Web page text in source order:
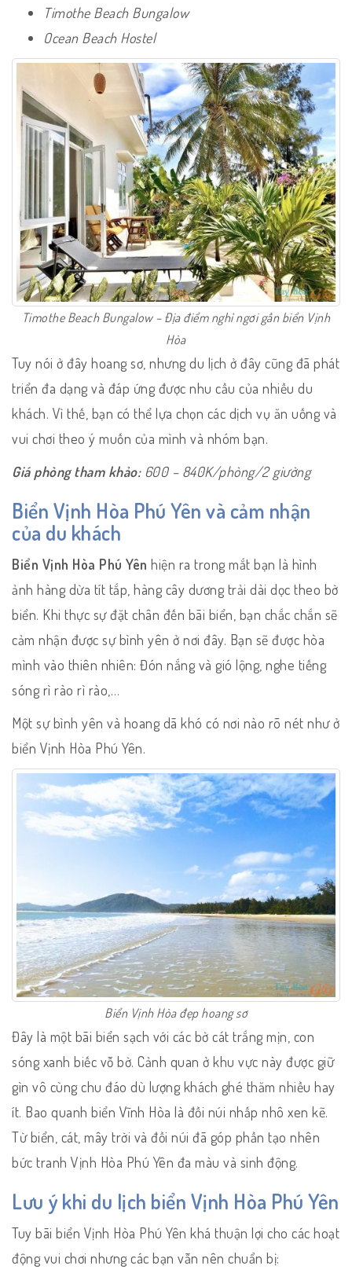
Timothe Beach Bungalow
Ocean Beach Hostel
Timothe Beach Bungalow – Địa điểm nghỉ ngơi gần biển Vịnh
Hòa
Tuy nói ở đây hoang sơ, nhưng du lịch ở đây cũng đã phát
triển đa dạng và đáp ứng được nhu cầu của nhiều du
khách. Vì thế, bạn có thể lựa chọn các dịch vụ ăn uống và
vui chơi theo ý muốn của mình và nhóm bạn.
Giá phòng tham khảo:600 – 840K/phòng/2 giường
Biển Vịnh Hòa Phú Yên và cảm nhận
của du khách
Biển Vịnh Hòa Phú Yên hiện ra trong mắt bạn là hình
ảnh hàng dừa tít tắp, hàng cây dương trải dài dọc theo bờ
biển. Khi thực sự đặt chân đến bãi biển, bạn chắc chắn sẽ
cảm nhận được sự bình yên ở nơi đây. Bạn sẽ được hòa
mình vào thiên nhiên: Đón nắng và gió lộng, nghe tiếng
sóng rì rào rì rào,…
Một sự bình yên và hoang dã khó có nơi nào rõ nét như ở
biển Vịnh Hòa Phú Yên.
Biển Vịnh Hòa đẹp hoang sơ
Đây là một bãi biển sạch với các bờ cát trắng mịn, con
sóng xanh biếc vỗ bờ. Cảnh quan ở khu vực này được giữ
gìn vô cùng chu đáo dù lượng khách ghé thăm nhiều hay
ít. Bao quanh biển Vĩnh Hòa là đồi núi nhấp nhô xen kẽ.
Từ biển, cát, mây trời và đồi núi đã góp phần tạo nhên
bức tranh Vịnh Hòa Phú Yên đa màu và sinh động.
Lưu ý khi du lịch biển Vịnh Hòa Phú Yên
Tuy bãi biển Vịnh Hòa Phú Yên khá thuận lợi cho các hoạt
động vui chơi nhưng các bạn vẫn nên chuẩn bị: